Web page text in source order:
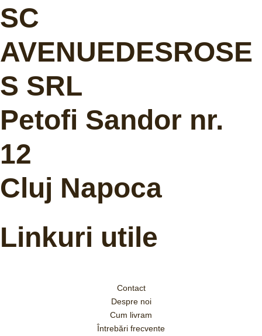
SC
AVENUEDESROSE
S SRL
Petofi Sandor nr.
12
Cluj Napoca
Linkuri utile
Contact
Despre noi
Cum livram
Întrebări frecvente